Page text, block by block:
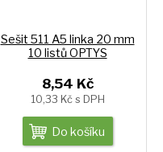
Sešit 511 A5 linka 20 mm
10 listů OPTYS
8,54 Kč
10,33 Kč s DPH
Do košíku